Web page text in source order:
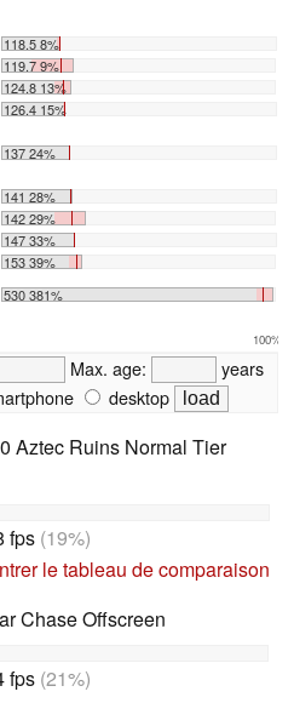
118.5 8%
119.7 9%
124.8 13%
126.4 15%
137 24%
141 28%
142 29%
147 33%
153 39%
530 381%
100%
Max. age:
years
desktop
Aztec Ruins Normal Tier
fps(19%)
le tableau de comparaison
Chase Offscreen
fps(21%)